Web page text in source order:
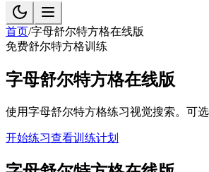
首页/字母舒尔特方格在线版
免费舒尔特方格训练
字母舒尔特方格在线版
使用字母舒尔特方格练习视觉搜索。可
开始练习查看训练计划